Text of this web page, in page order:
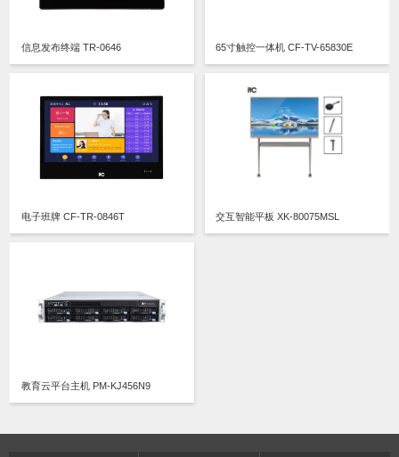
信息发布终端 TR-0646 65寸触控一体机 CF-TV-65830E
电子班牌 CF-TR-0846T 交互智能平板 XK-80075MSL
教育云平台主机 PM-KJ456N9